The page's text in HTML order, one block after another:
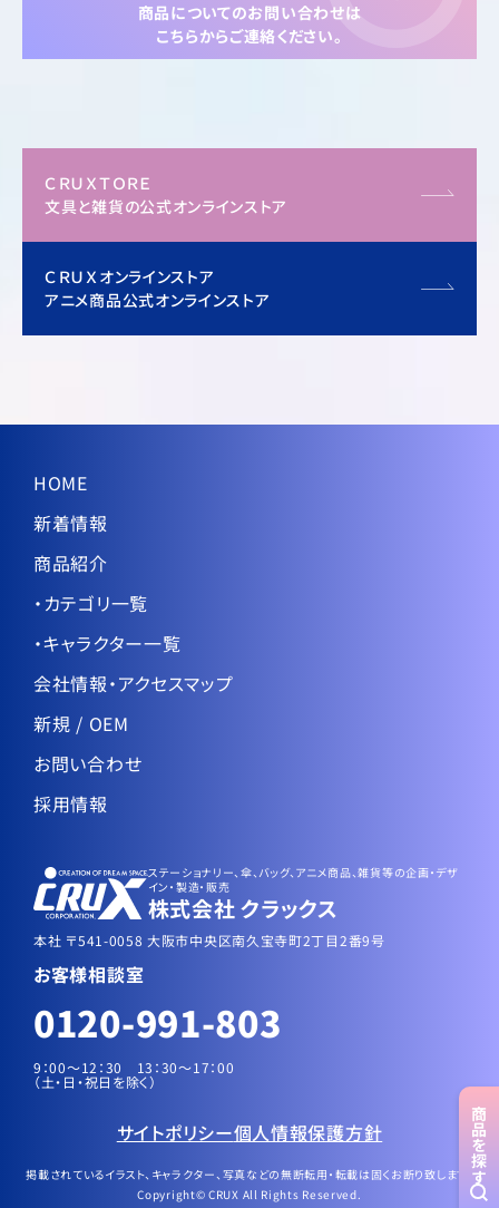
商品
を探す
商品についてのお問い合わせは
こちらからご連絡ください。
ＣＲＵＸＴＯＲＥ
文具と雑貨の公式オンラインストア
ＣＲＵＸオンラインストア
アニメ商品公式オンラインストア
HOME
新着情報
商品紹介
・カテゴリ一覧
・キャラクター一覧
会社情報・アクセスマップ
新規 / OEM
お問い合わせ
採用情報
ステーショナリー、傘、バッグ、アニメ商品、雑貨等の企画・デザ
イン・製造・販売
株式会社 クラックス
本社 〒541-0058 大阪市中央区南久宝寺町2丁目2番9号
お客様相談室
0120-991-803
9：00～12：30 13：30〜17：00
（土・日・祝日を除く）
サイトポリシー個人情報保護方針
掲載されているイラスト、キャラクター、写真などの無断転用・転載は固くお断り致します。
Copyright© CRUX All Rights Reserved.